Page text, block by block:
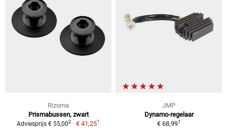
Rizoma
Prismabussen, zwart
Adviesprijs € 55,002 € 41,251
JMP
Dynamo-regelaar
€ 68,991